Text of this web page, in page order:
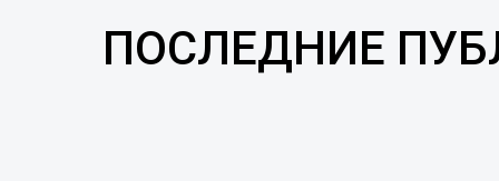
ПОСЛЕДНИЕ